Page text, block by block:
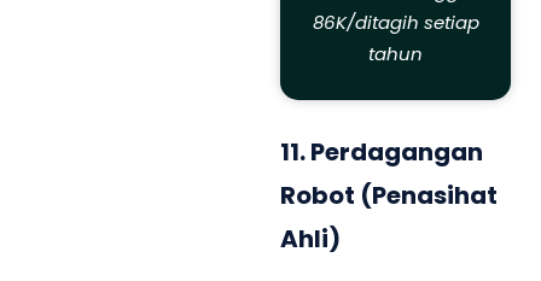
86K/ditagih setiap
tahun
11.Perdagangan
Robot (Penasihat
Ahli)